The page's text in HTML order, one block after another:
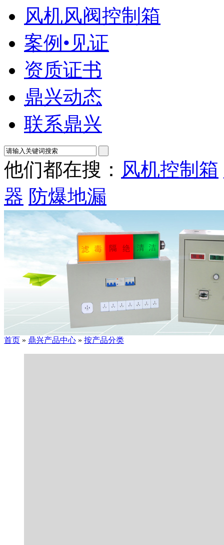
风机风阀控制箱
案例•见证
资质证书
鼎兴动态
联系鼎兴
他们都在搜： 风机控制箱
器 防爆地漏
首页 » 鼎兴产品中心 » 按产品分类